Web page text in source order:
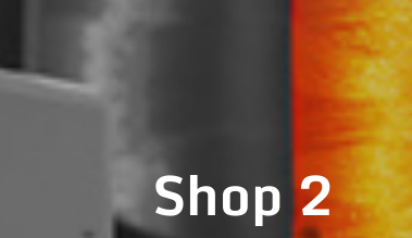
Shop 2